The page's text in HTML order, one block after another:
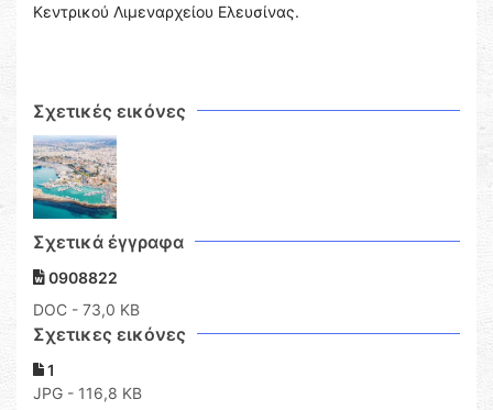
Κεντρικού Λιμεναρχείου Ελευσίνας.
Σχετικές εικόνες
Σχετικά έγγραφα
0908822
DOC - 73,0 KB
Σχετικες εικόνες
1
JPG - 116,8 KB